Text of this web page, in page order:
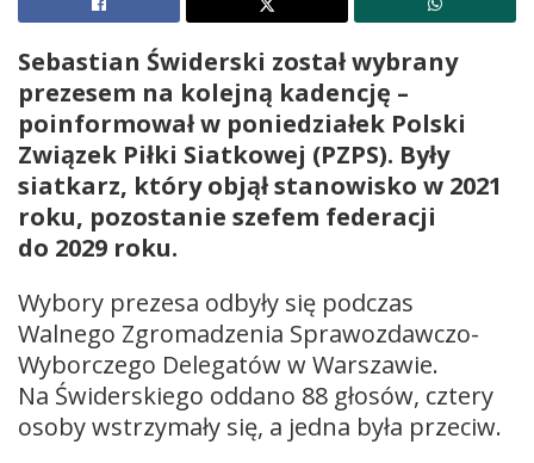
Sebastian Świderski został wybrany
prezesem na kolejną kadencję –
poinformował w poniedziałek Polski
Związek Piłki Siatkowej (PZPS). Były
siatkarz, który objął stanowisko w 2021
roku, pozostanie szefem federacji
do 2029 roku.
Wybory prezesa odbyły się podczas
Walnego Zgromadzenia Sprawozdawczo-
Wyborczego Delegatów w Warszawie.
Na Świderskiego oddano 88 głosów, cztery
osoby wstrzymały się, a jedna była przeciw.